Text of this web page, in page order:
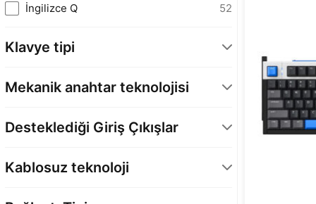
İngilizce Q 52
Klavye tipi
Mekanik anahtar teknolojisi
Little Prince Switch
Gold Red Switch
8
Desteklediği Giriş Çıkışlar
Kablosuz teknoloji